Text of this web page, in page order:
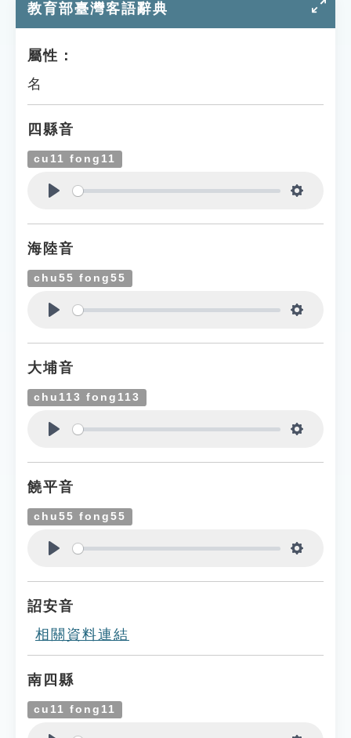
教育部臺灣客語辭典
屬性：
名
四縣音
cu11 fong11
海陸音
chu55 fong55
大埔音
chu113 fong113
饒平音
chu55 fong55
詔安音
相關資料連結
南四縣
cu11 fong11